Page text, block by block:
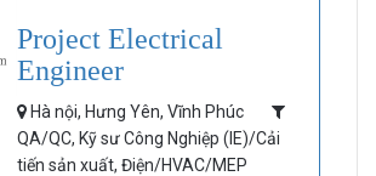
Project Electrical
Engineer
Hà nội, Hưng Yên, Vĩnh Phúc
QA/QC, Kỹ sư Công Nghiệp (IE)/Cải
tiến sản xuất, Điện/HVAC/MEP